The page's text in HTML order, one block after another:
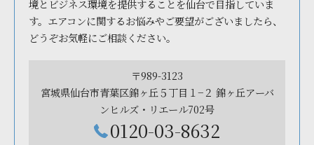
境とビジネス環境を提供することを仙台で目指していま
す。エアコンに関するお悩みやご要望がございましたら、
どうぞお気軽にご相談ください。
〒989-3123
宮城県仙台市青葉区錦ヶ丘５丁目１−２ 錦ヶ丘アーバ
ンヒルズ・リエール702号
0120-03-8632